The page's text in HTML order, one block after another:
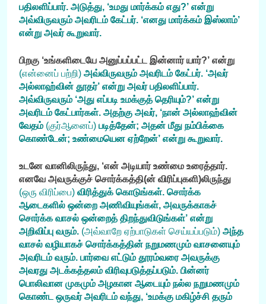
பதிலளிப்பார். அடுத்து, ‘உமது மார்க்கம் எது?’ என்று
அவ்விருவரும் அவரிடம் கேட்பர். ‘எனது மார்க்கம் இஸ்லாம்’
என்று அவர் கூறுவார்.
பிறகு ‘உங்களிடையே அனுப்பப்பட்ட இன்னார் யார்?’ என்று
(என்னைப் பற்றி) அவ்விருவரும் அவரிடம் கேட்பர். ‘அவர்
அல்லாஹ்வின் தூதர்’ என்று அவர் பதிலளிப்பார்.
அவ்விருவரும் ‘அது எப்படி உமக்குத் தெரியும்?’ என்று
அவரிடம் கேட்பார்கள். அதற்கு அவர், ‘நான் அல்லாஹ்வின்
வேதம் (குர்ஆனைப்) படித்தேன்; அதன் மீது நம்பிக்கை
கொண்டேன்; உண்மையென ஏற்றேன்’ என்று கூறுவார்.
உடனே வானிலிருந்து, ‘என் அடியார் உண்மை உரைத்தார்.
எனவே அவருக்குச் சொர்க்கத்தி(ன் விரிப்புகளி)லிருந்து
(ஒரு விரிப்பை) விரித்துக் கொடுங்கள். சொர்க்க
ஆடைகளில் ஒன்றை அணிவியுங்கள், அவருக்காகச்
சொர்க்க வாசல் ஒன்றைத் திறந்துவிடுங்கள்’ என்று
அறிவிப்பு வரும். (அவ்வாறே ஏற்பாடுகள் செய்யப்படும்) அந்த
வாசல் வழியாகச் சொர்க்கத்தின் நறுமணமும் வாசனையும்
அவரிடம் வரும். பார்வை எட்டும் தூரம்வரை அவருக்கு
அவரது அடக்கத்தலம் விரிவுபடுத்தப்படும். பின்னர்
பொலிவான முகமும் அழகான ஆடையும் நல்ல நறுமணமும்
கொண்ட ஒருவர் அவரிடம் வந்து, ‘உமக்கு மகிழ்ச்சி தரும்